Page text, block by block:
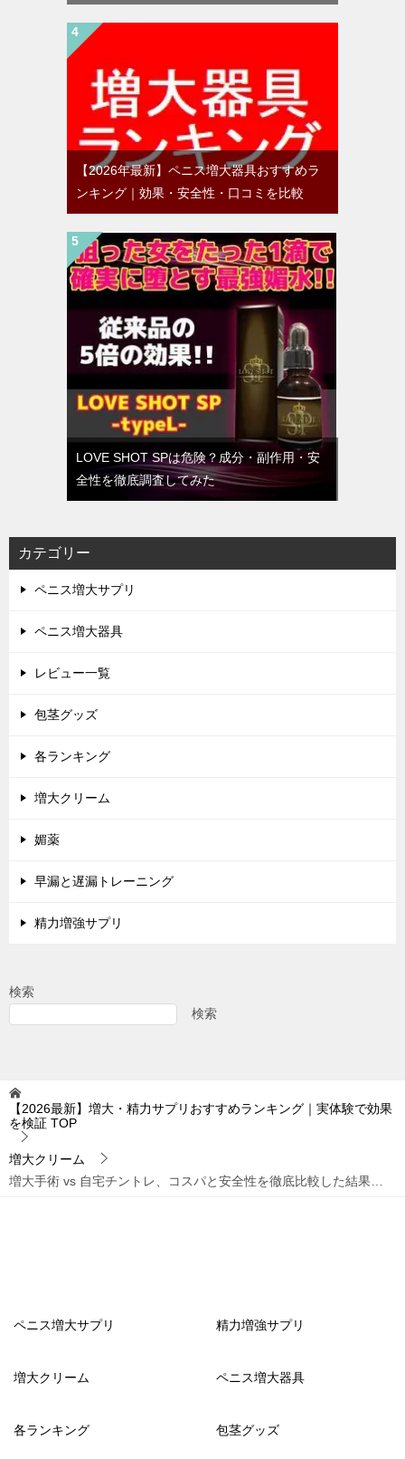
【2026年最新】ペニス増大器具おすすめラ
ンキング｜効果・安全性・口コミを比較
LOVE SHOT SPは危険？成分・副作用・安
全性を徹底調査してみた
カテゴリー
ペニス増大サプリ
ペニス増大器具
レビュー一覧
包茎グッズ
各ランキング
増大クリーム
媚薬
早漏と遅漏トレーニング
精力増強サプリ
検索
検索
【2026最新】増大・精力サプリおすすめランキング｜実体験で効果
を検証 TOP
増大クリーム
増大手術 vs 自宅チントレ、コスパと安全性を徹底比較した結果…
ペニス増大サプリ 精力増強サプリ
増大クリーム ペニス増大器具
各ランキング 包茎グッズ